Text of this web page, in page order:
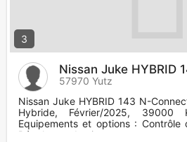
3
Nissan Juke HYBRID
57970 Yutz
Nissan Juke HYBRID 143 N-
Hybride, Février/2025,
Equipements et options : Contrôle
Régulateur de vitesse